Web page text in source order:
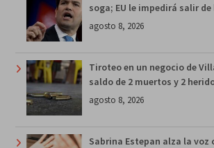
soga; EU le impedirá salir
agosto 8, 2026
Tiroteo en un negocio de
saldo de 2 muertos y 2
agosto 8, 2026
Sabrina Estepan alza la voz